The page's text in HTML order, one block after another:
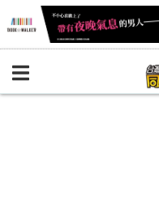
BOOKY書集倉庫